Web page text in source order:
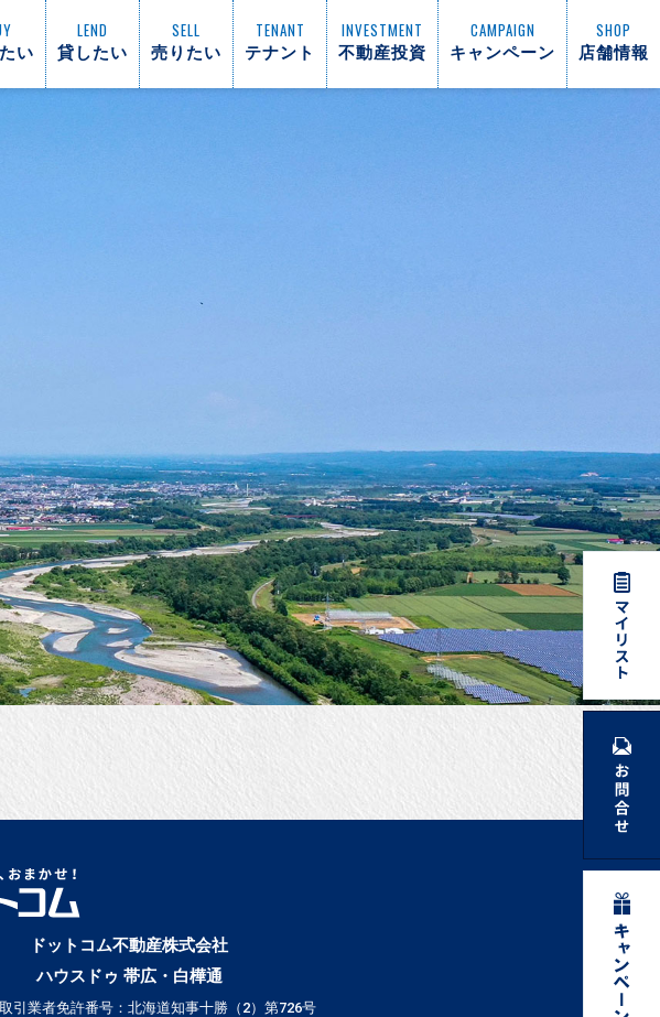
い
LEND
貸したい
SELL
売りたい
TENANT
テナント
INVESTMENT
不動産投資
CAMPAIGN
キャンペーン
SHOP
店舗情報
ドットコム不動産株式会社
ハウスドゥ 帯広・白樺通
引業者免許番号：北海道知事十勝（2）第726号